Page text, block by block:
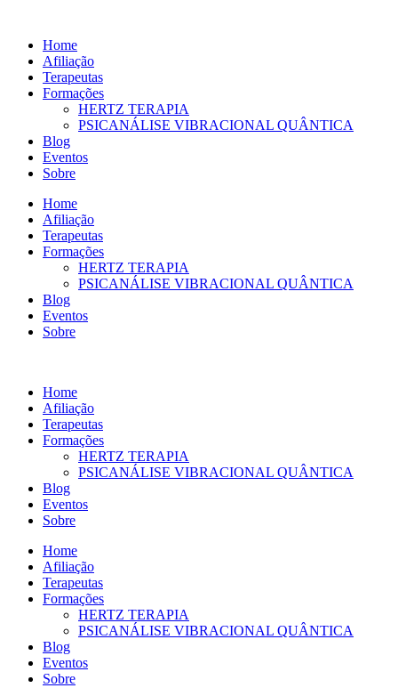
conteúdo
Home
Afiliação
Terapeutas
Formações
HERTZ TERAPIA
PSICANÁLISE VIBRACIONAL QUÂNTICA
Blog
Eventos
Sobre
Home
Afiliação
Terapeutas
Formações
HERTZ TERAPIA
PSICANÁLISE VIBRACIONAL QUÂNTICA
Blog
Eventos
Sobre
Home
Afiliação
Terapeutas
Formações
HERTZ TERAPIA
PSICANÁLISE VIBRACIONAL QUÂNTICA
Blog
Eventos
Sobre
Home
Afiliação
Terapeutas
Formações
HERTZ TERAPIA
PSICANÁLISE VIBRACIONAL QUÂNTICA
Blog
Eventos
Sobre